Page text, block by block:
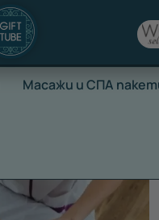
Масажи и СПА